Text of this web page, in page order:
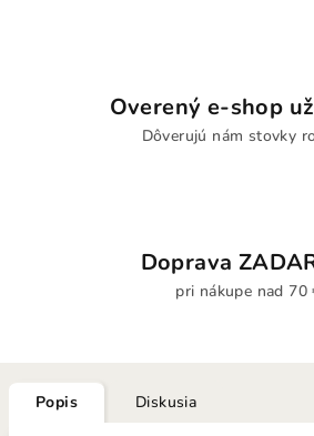
Overený e-shop
Dôverujú nám stovky
Doprava
pri nákupe nad 70
Popis Diskusia